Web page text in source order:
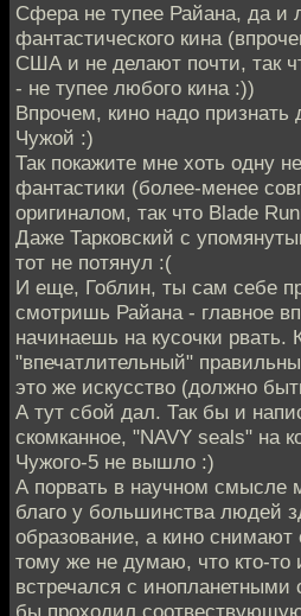
Сфера не тупее Райана, да и
фантастического кина
США и не делают почти, так
- не тупее любого кина :))
Впрочем, кино надо признать
Чужой :)
Так покажите мне хоть одну
фантастики (более-менее
оригиналом, так что Blade
Даже Тарковский с
тот не потянул :(
И еще, Гоблин, ты сам себе
смотришь Райана - главное
начинаешь на кусочки рвать.
"впечатлительный"
это же искусство (должно
А тут сбой дал. Так бы и
скомканное, "NAVY seals" на
Чужого-5 не вышло :)
А порвать в научном
благо у большинства людей
образование, а кино
тому же не думаю, что кто-то
встречался с